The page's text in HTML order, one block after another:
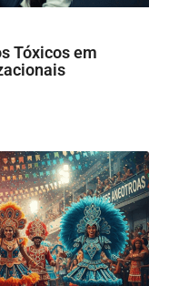
Tóxicos em